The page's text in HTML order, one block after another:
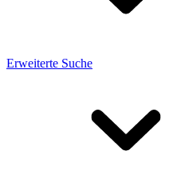
Erweiterte Suche